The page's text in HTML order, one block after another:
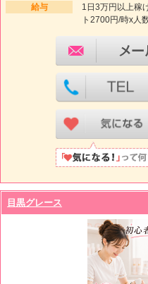
給与
1日3万円以上稼
ト2700円/時x人
目黒グレース